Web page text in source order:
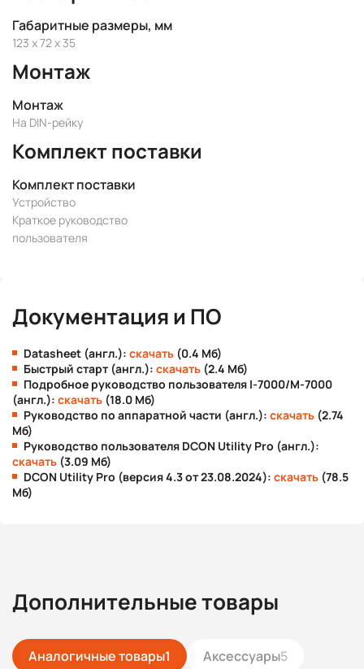
Габаритные размеры, мм
123 x 72 x 35
Монтаж
Монтаж
На DIN-рейку
Комплект поставки
Комплект поставки
Устройство
Краткое руководство
пользователя
Документация и ПО
Datasheet (англ.): скачать (0.4 Мб)
Быстрый старт (англ.): скачать (2.4 Мб)
Подробное руководство пользователя I-7000/M-7000
(англ.): скачать (18.0 Мб)
Руководство по аппаратной части (англ.): скачать (2.74
Мб)
Руководство пользователя DCON Utility Pro (англ.):
скачать (3.09 Мб)
DCON Utility Pro (версия 4.3 от 23.08.2024): скачать (78.5
Мб)
Дополнительные товары
Аналогичные товары1 Аксессуары5